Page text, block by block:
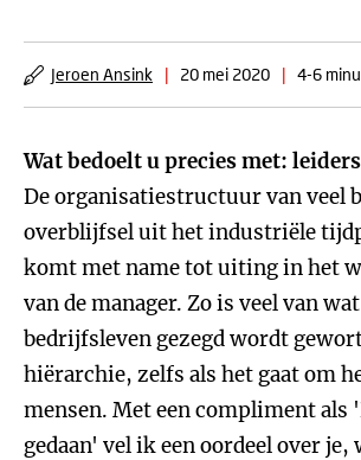
Jeroen Ansink | 20 mei 2020 | 4-6
Wat bedoelt u precies met:
De organisatiestructuur van veel
overblijfsel uit het industriële
komt met name tot uiting in het
van de manager. Zo is veel van
bedrijfsleven gezegd wordt
hiërarchie, zelfs als het gaat om
mensen. Met een compliment als
gedaan' vel ik een oordeel over